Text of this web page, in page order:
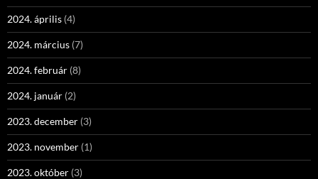
2024. április (4)
2024. március (7)
2024. február (8)
2024. január (2)
2023. december (3)
2023. november (1)
2023. október (3)